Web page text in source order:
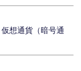
想通貨（暗号通